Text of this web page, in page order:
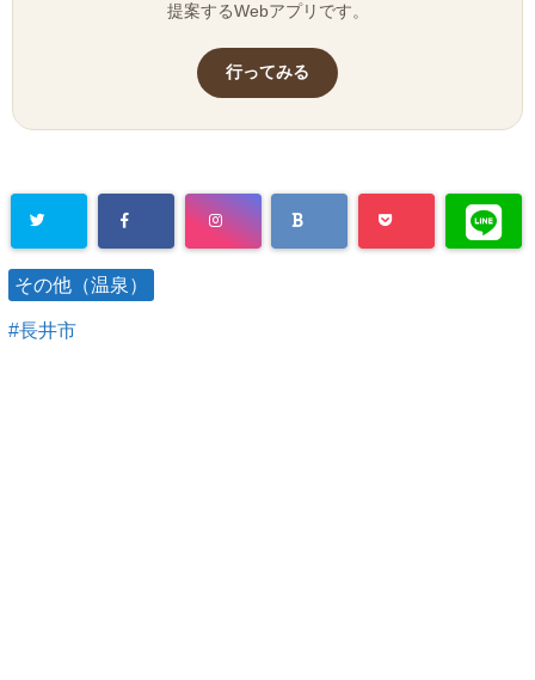
提案するWebアプリです。
行ってみる
その他（温泉）
長井市